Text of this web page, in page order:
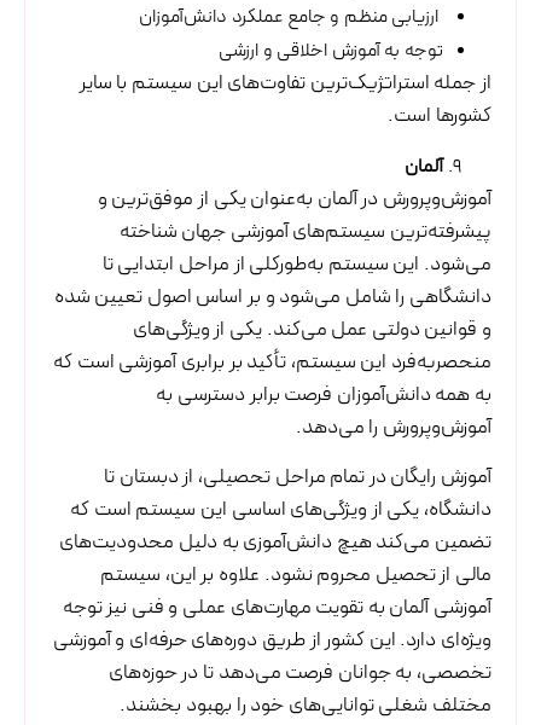
ارزیابی منظم و جامع عملکرد دانش‌آموزان
توجه به آموزش اخلاقی و ارزشی
از جمله استراتژیک‌ترین تفاوت‌های این سیستم با سایر
کشورها است.
آلمان
آموزش‌وپرورش در آلمان به‌عنوان یکی از موفق‌ترین و
پیشرفته‌ترین سیستم‌های آموزشی جهان شناخته
می‌شود. این سیستم به‌طورکلی از مراحل ابتدایی تا
دانشگاهی را شامل می‌شود و بر اساس اصول تعیین شده
و قوانین دولتی عمل می‌کند. یکی از ویژگی‌های
منحصربه‌فرد این سیستم، تأکید بر برابری آموزشی است که
به همه دانش‌آموزان فرصت برابر دسترسی به
آموزش‌وپرورش را می‌دهد.
آموزش رایگان در تمام مراحل تحصیلی، از دبستان تا
دانشگاه، یکی از ویژگی‌های اساسی این سیستم است که
تضمین می‌کند هیچ دانش‌آموزی به دلیل محدودیت‌های
مالی از تحصیل محروم نشود. علاوه بر این، سیستم
آموزشی آلمان به تقویت مهارت‌های عملی و فنی نیز توجه
ویژه‌ای دارد. این کشور از طریق دوره‌های حرفه‌ای و آموزشی
تخصصی، به جوانان فرصت می‌دهد تا در حوزه‌های
مختلف شغلی توانایی‌های خود را بهبود بخشند.